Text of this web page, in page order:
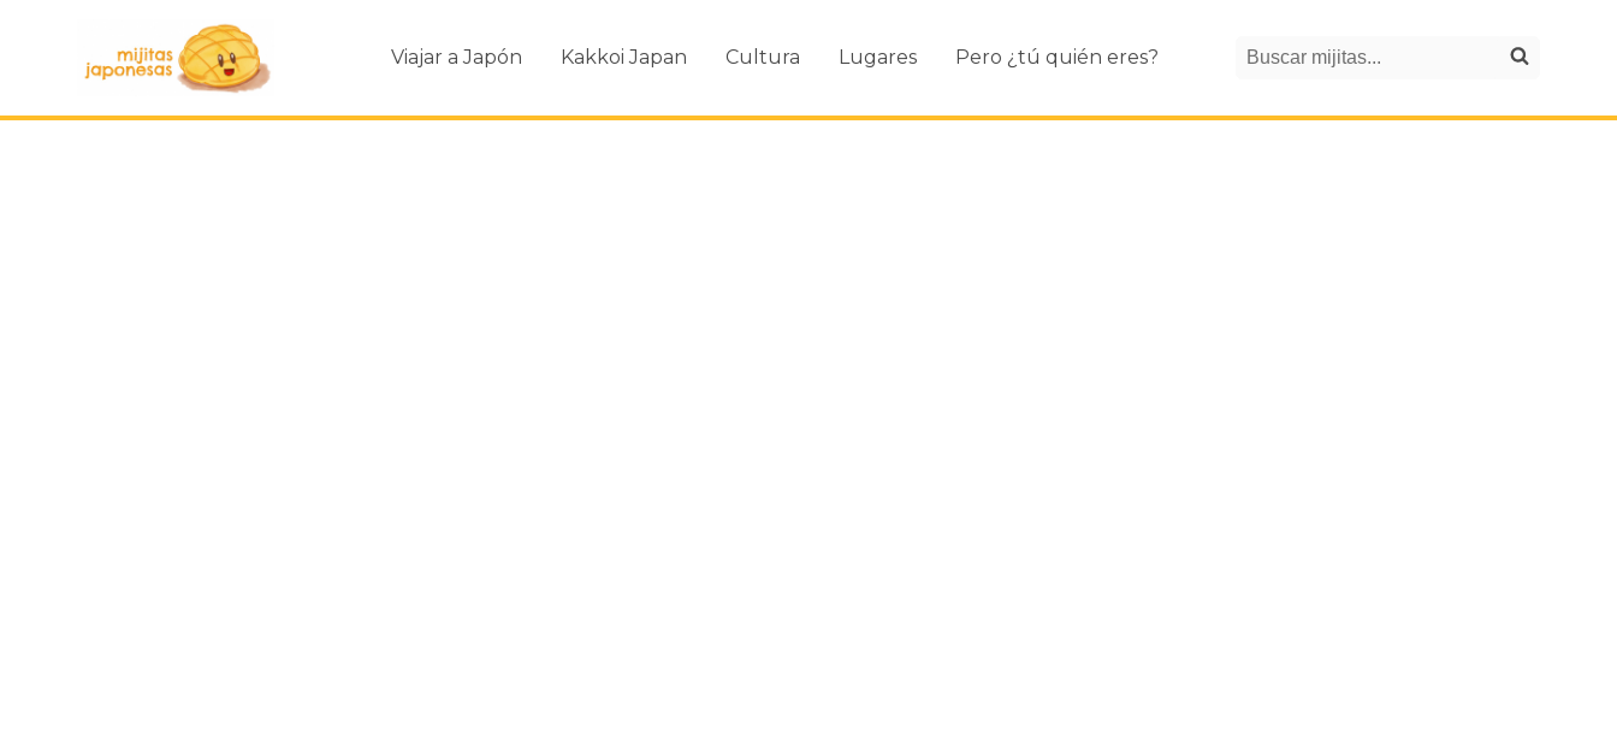
Viajar a Japón Kakkoi Japan Cultura Lugares Pero ¿tú quién eres?
Buscar mijitas
Search